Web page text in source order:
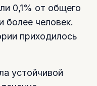
0,1% от общего
более человек.
приходилось
устойчивой